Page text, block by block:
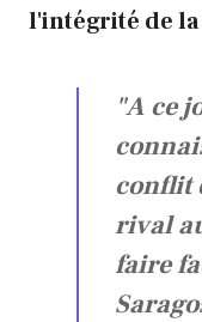
l'intégrité de
"A ce
conflit
rival
faire